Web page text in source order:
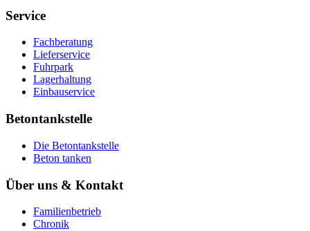
Service
Fachberatung
Lieferservice
Fuhrpark
Lagerhaltung
Einbauservice
Betontankstelle
Die Betontankstelle
Beton tanken
Über uns & Kontakt
Familienbetrieb
Chronik